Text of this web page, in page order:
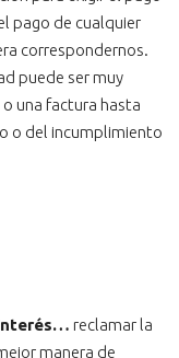
pago de cualquier
correspondernos.
puede ser muy
una factura hasta
o del incumplimiento
reclamar la
manera de